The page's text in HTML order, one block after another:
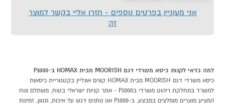
אני מעוניין בפרטים נוספים - חזרו אליי בקשר למוצר
זה
למה כדאי לקנות כיסא משרדי דגם MOORISH מבית HOMAX ב-P1000
כיסא משרדי דגם MOORISH מבית HOMAX קונים אונליין בקטגוריית כיסאות
למשרד במחלקת ריהוט משרדי בP1000 - אתר קניות ישראלי בטוח, משתלם ונוח
המציע מוצרים מומלצים במבצע. ב-P1000 אנו נותנים דגש על איכות, מגוון, זמינות